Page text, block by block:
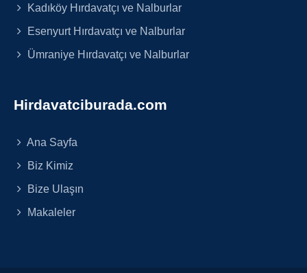
Kadıköy Hırdavatçı ve Nalburlar
Esenyurt Hırdavatçı ve Nalburlar
Ümraniye Hırdavatçı ve Nalburlar
Hirdavatciburada.com
Ana Sayfa
Biz Kimiz
Bize Ulaşın
Makaleler